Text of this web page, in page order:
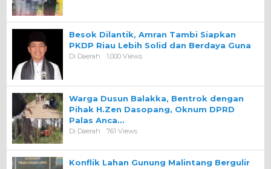
Besok Dilantik, Amran Tambi Siapkan
PKDP Riau Lebih Solid dan Berdaya Guna
Di Daerah 1,000 Views
Warga Dusun Balakka, Bentrok dengan
Pihak H.Zen Dasopang, Oknum DPRD
Palas Anca…
Di Daerah 761 Views
Konflik Lahan Gunung Malintang Bergulir